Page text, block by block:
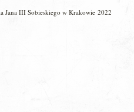
Jana III Sobieskiego w Krakowie 2022